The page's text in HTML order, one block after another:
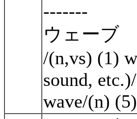
-------
ウェーブ
/(n,vs) (1)
sound,
wave/(n)